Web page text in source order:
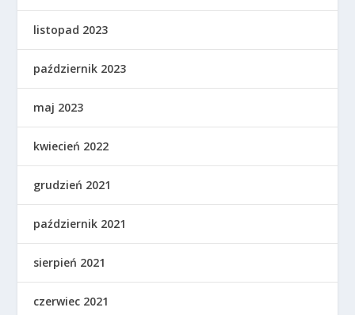
listopad 2023
październik 2023
maj 2023
kwiecień 2022
grudzień 2021
październik 2021
sierpień 2021
czerwiec 2021